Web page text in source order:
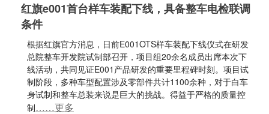
红旗e001首台样车装配下线，具备整车电检联调
条件
根据红旗官方消息，日前E001OTS样车装配下线仪式在研发
总院整车开发院试制部召开，项目组20余名成员出席本次下
线活动，共同见证E001产品研发的重要里程碑时刻。项目试
制阶段，多种车型配置涉及零部件共计1100余种，对于白车
身试制和整车总装来说是巨大的挑战。得益于严格的质量控
制……更多